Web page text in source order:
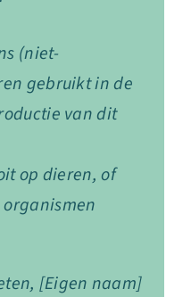
(niet-
gebruikt in de
van dit
op dieren, of
[Eigen naam]